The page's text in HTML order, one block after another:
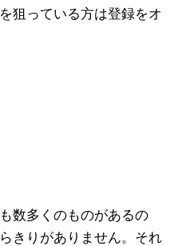
狙っている方は登録をオ
数多くのものがあるの
きりがありません。それ